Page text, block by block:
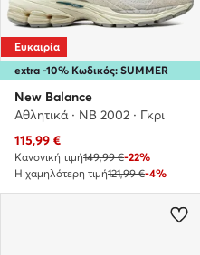
extra -10% Κωδικός: SUMMER
Ευκαιρία
New Balance
Αθλητικά · NB 2002 · Γκρι
Τρέχουσα τιμή
115,99 €
Κανονική τιμή149,99 €-22%
Η χαμηλότερη τιμή121,99 €-4%